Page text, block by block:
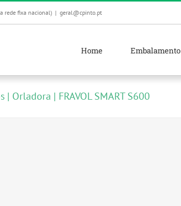
rede fixa nacional) | geral@cpinto.pt
Home Embalamento
Orladora FRAVOL SMART S600